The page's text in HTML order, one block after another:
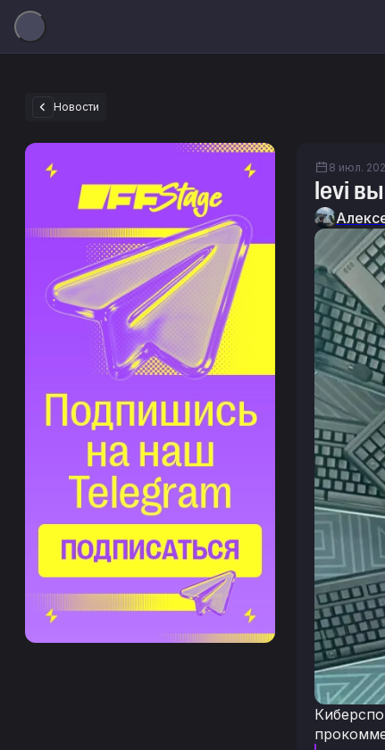
Новости
8 июл.
levi